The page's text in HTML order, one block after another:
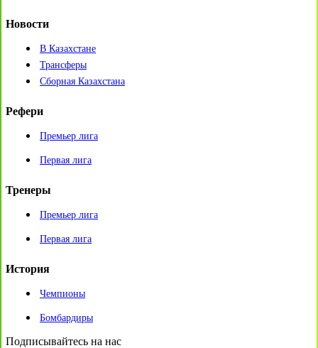
Новости
В Казахстане
Трансферы
Сборная Казахстана
Рефери
Премьер лига
Первая лига
Тренеры
Премьер лига
Первая лига
История
Чемпионы
Бомбардиры
Подписывайтесь на нас